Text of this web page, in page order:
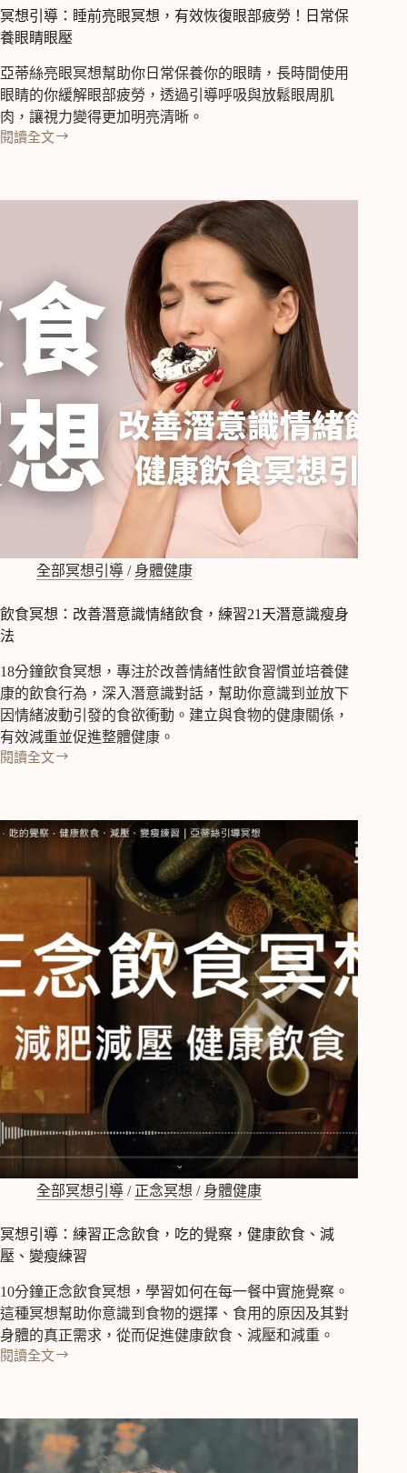
冥想引導：睡前亮眼冥想，有效恢復眼部疲勞！日常保
養眼睛眼壓
亞蒂絲亮眼冥想幫助你日常保養你的眼睛，長時間使用
眼睛的你緩解眼部疲勞，透過引導呼吸與放鬆眼周肌
肉，讓視力變得更加明亮清晰。
閱讀全文
冥
導：
冥
想，
眼
疲
勞！
日
眼
壓
全部冥想引導 / 身體健康
飲食冥想：改善潛意識情緒飲食，練習21天潛意識瘦身
法
18分鐘飲食冥想，專注於改善情緒性飲食習慣並培養健
康的飲食行為，深入潛意識對話，幫助你意識到並放下
因情緒波動引發的食欲衝動。建立與食物的健康關係，
有效減重並促進整體健康。
閱讀全文
飲
想：
改
潛
情
緒
食，
練
天
潛
識
瘦
身
法
全部冥想引導 / 正念冥想 / 身體健康
冥想引導：練習正念飲食，吃的覺察，健康飲食、減
壓、變瘦練習
10分鐘正念飲食冥想，學習如何在每一餐中實施覺察。
這種冥想幫助你意識到食物的選擇、食用的原因及其對
身體的真正需求，從而促進健康飲食、減壓和減重。
閱讀全文
冥
導：
練